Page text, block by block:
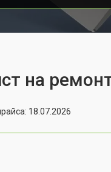
на
18.07.2026